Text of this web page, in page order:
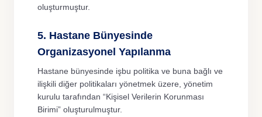
oluşturmuştur.
5. Hastane Bünyesinde
Organizasyonel Yapılanma
Hastane bünyesinde işbu politika ve buna bağlı ve
ilişkili diğer politikaları yönetmek üzere, yönetim
kurulu tarafından “Kişisel Verilerin Korunması
Birimi” oluşturulmuştur.